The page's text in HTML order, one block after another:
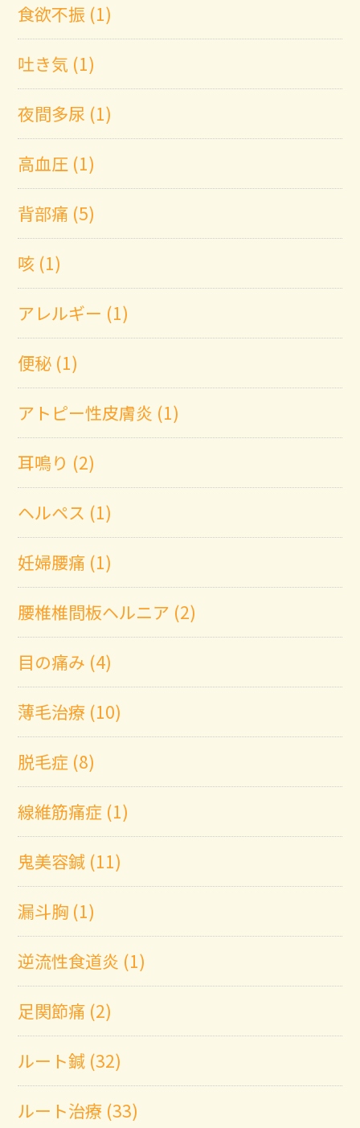
食欲不振 (1)
吐き気 (1)
夜間多尿 (1)
高血圧 (1)
背部痛 (5)
咳 (1)
アレルギー (1)
便秘 (1)
アトピー性皮膚炎 (1)
耳鳴り (2)
ヘルペス (1)
妊婦腰痛 (1)
腰椎椎間板ヘルニア (2)
目の痛み (4)
薄毛治療 (10)
脱毛症 (8)
線維筋痛症 (1)
鬼美容鍼 (11)
漏斗胸 (1)
逆流性食道炎 (1)
足関節痛 (2)
ルート鍼 (32)
ルート治療 (33)